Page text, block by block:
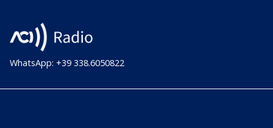
WhatsApp: +39 338.6050822